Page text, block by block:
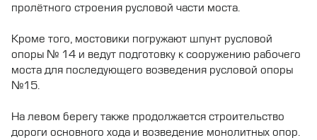
пролётного строения русловой части моста.
Кроме того, мостовики погружают шпунт русловой
опоры № 14 и ведут подготовку к сооружению рабочего
моста для последующего возведения русловой опоры
№15.
На левом берегу также продолжается строительство
дороги основного хода и возведение монолитных опор.